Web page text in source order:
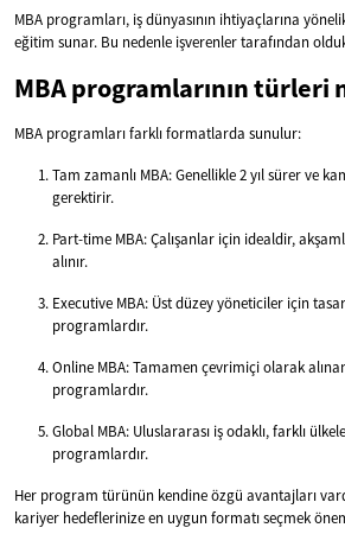
MBA programları, iş dünyasının ihtiyaçlarına
eğitim sunar. Bu nedenle işverenler tarafından
MBA programlarının türleri
MBA programları farklı formatlarda sunulur:
Tam zamanlı MBA: Genellikle 2 yıl sürer ve
gerektirir.
Part-time MBA: Çalışanlar için idealdir,
alınır.
Executive MBA: Üst düzey yöneticiler için
programlardır.
Online MBA: Tamamen çevrimiçi olarak
programlardır.
Global MBA: Uluslararası iş odaklı, farklı
programlardır.
Her program türünün kendine özgü avantajları
kariyer hedeflerinize en uygun formatı seçmek